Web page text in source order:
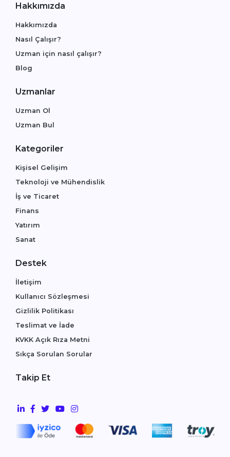
Hakkımızda
Hakkımızda
Nasıl Çalışır?
Uzman için nasıl çalışır?
Blog
Uzmanlar
Uzman Ol
Uzman Bul
Kategoriler
Kişisel Gelişim
Teknoloji ve Mühendislik
İş ve Ticaret
Finans
Yatırım
Sanat
Destek
İletişim
Kullanıcı Sözleşmesi
Gizlilik Politikası
Teslimat ve İade
KVKK Açık Rıza Metni
Sıkça Sorulan Sorular
Takip Et